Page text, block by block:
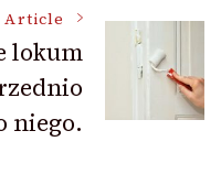
Article
lokum
niego.